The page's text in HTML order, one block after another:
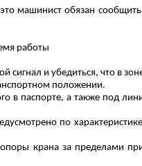
машинист обязан
работы
и убедиться, что в
положении.
в паспорте, а также под
по
крана за пределами